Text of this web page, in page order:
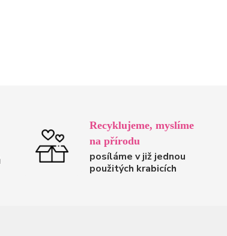
Recyklujeme, myslíme
na přírodu
posíláme v již jednou
použitých krabicích